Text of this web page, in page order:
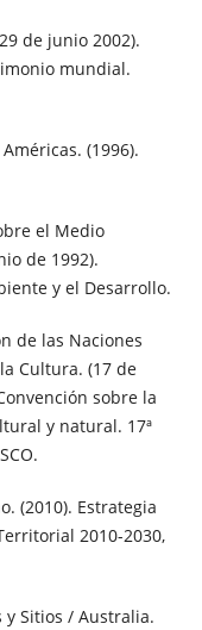
de junio 2002).
mundial.
(1996).
el Medio
de 1992).
y el Desarrollo.
de las Naciones
Cultura. (17 de
sobre la
y natural. 17ª
(2010). Estrategia
2010-2030,
Sitios / Australia.